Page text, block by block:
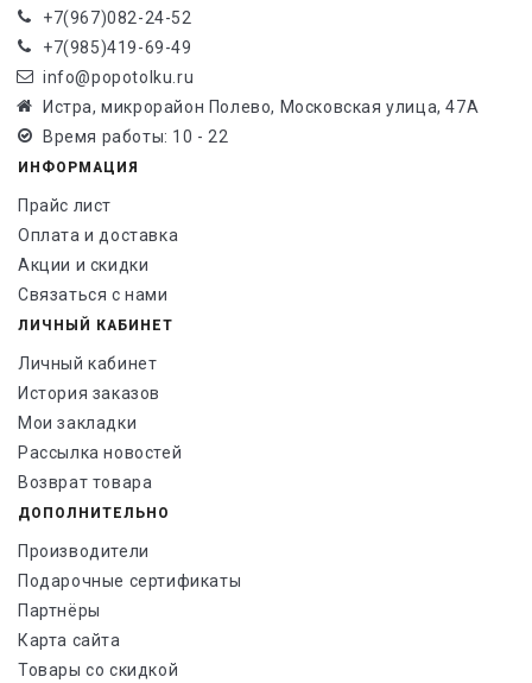
+7(967)082-24-52
+7(985)419-69-49
info@popotolku.ru
Истра, микрорайон Полево, Московская улица, 47А
Время работы: 10 - 22
ИНФОРМАЦИЯ
Прайс лист
Оплата и доставка
Акции и скидки
Связаться с нами
ЛИЧНЫЙ КАБИНЕТ
Личный кабинет
История заказов
Мои закладки
Рассылка новостей
Возврат товара
ДОПОЛНИТЕЛЬНО
Производители
Подарочные сертификаты
Партнёры
Карта сайта
Товары со скидкой